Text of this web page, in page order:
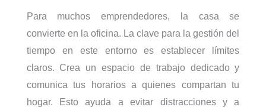
Para muchos emprendedores, la casa se
convierte en la oficina. La clave para la gestión del
tiempo en este entorno es establecer límites
claros. Crea un espacio de trabajo dedicado y
comunica tus horarios a quienes compartan tu
hogar. Esto ayuda a evitar distracciones y a